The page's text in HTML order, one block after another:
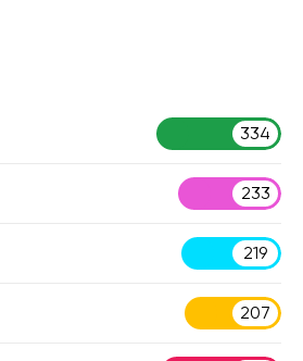
334
233
219
207